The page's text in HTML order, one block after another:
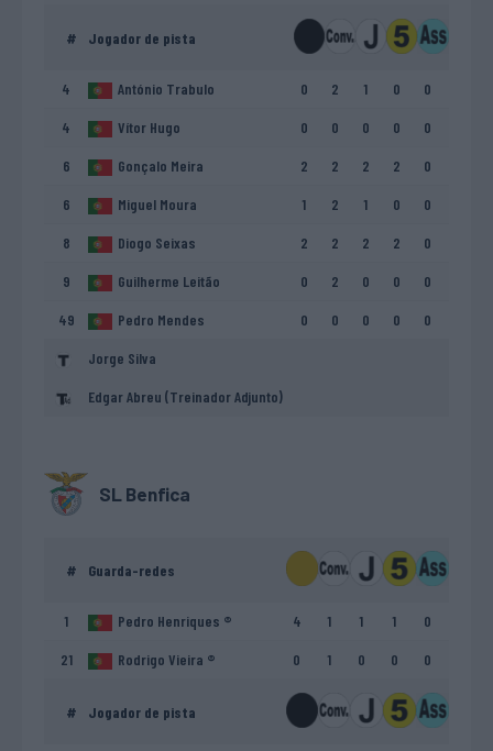
# Jogador de pista
4 António Trabulo 0 2 1 0 0
4 Vítor Hugo 0 0 0 0 0
6 Gonçalo Meira 2 2 2 2 0
6 Miguel Moura 1 2 1 0 0
8 Diogo Seixas 2 2 2 2 0
9 Guilherme Leitão 0 2 0 0 0
49 Pedro Mendes 0 0 0 0 0
Jorge Silva
Edgar Abreu (Treinador Adjunto)
SL Benfica
# Guarda-redes
1 Pedro Henriques ® 4 1 1 1 0
21 Rodrigo Vieira ® 0 1 0 0 0
# Jogador de pista